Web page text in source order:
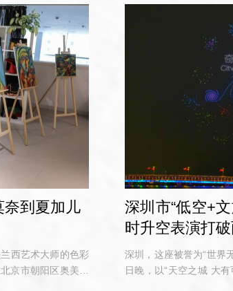
到夏加儿
西艺术大师的色彩
京市朝阳区奥美时
深圳市“低空+
时升空表演打
深圳，这座被誉为“世界
日晚，以“天空之城 大